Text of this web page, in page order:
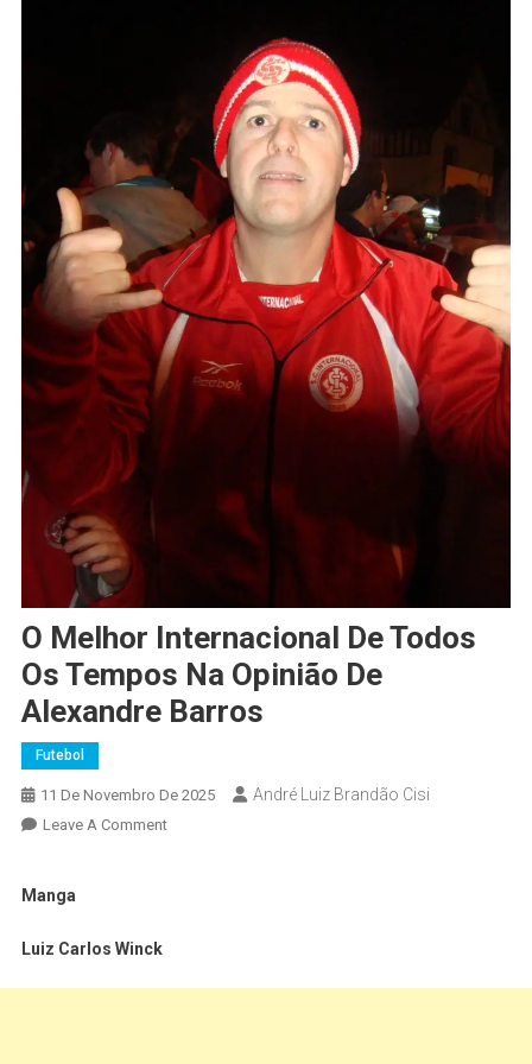
O Melhor Internacional De Todos
Os Tempos Na Opinião De
Alexandre Barros
Futebol
11 De Novembro De 2025 André Luiz Brandão Cisi
Leave A Comment
Manga
Luiz Carlos Winck